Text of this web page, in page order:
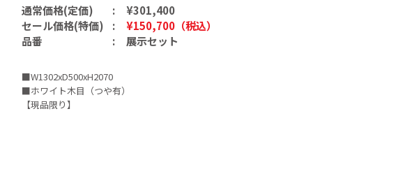
通常価格(定価)
¥301,400
セール価格(特価)
¥150,700（税込）
品番
展示セット
■W1302xD500xH2070
■ホワイト木目（つや有）
【現品限り】